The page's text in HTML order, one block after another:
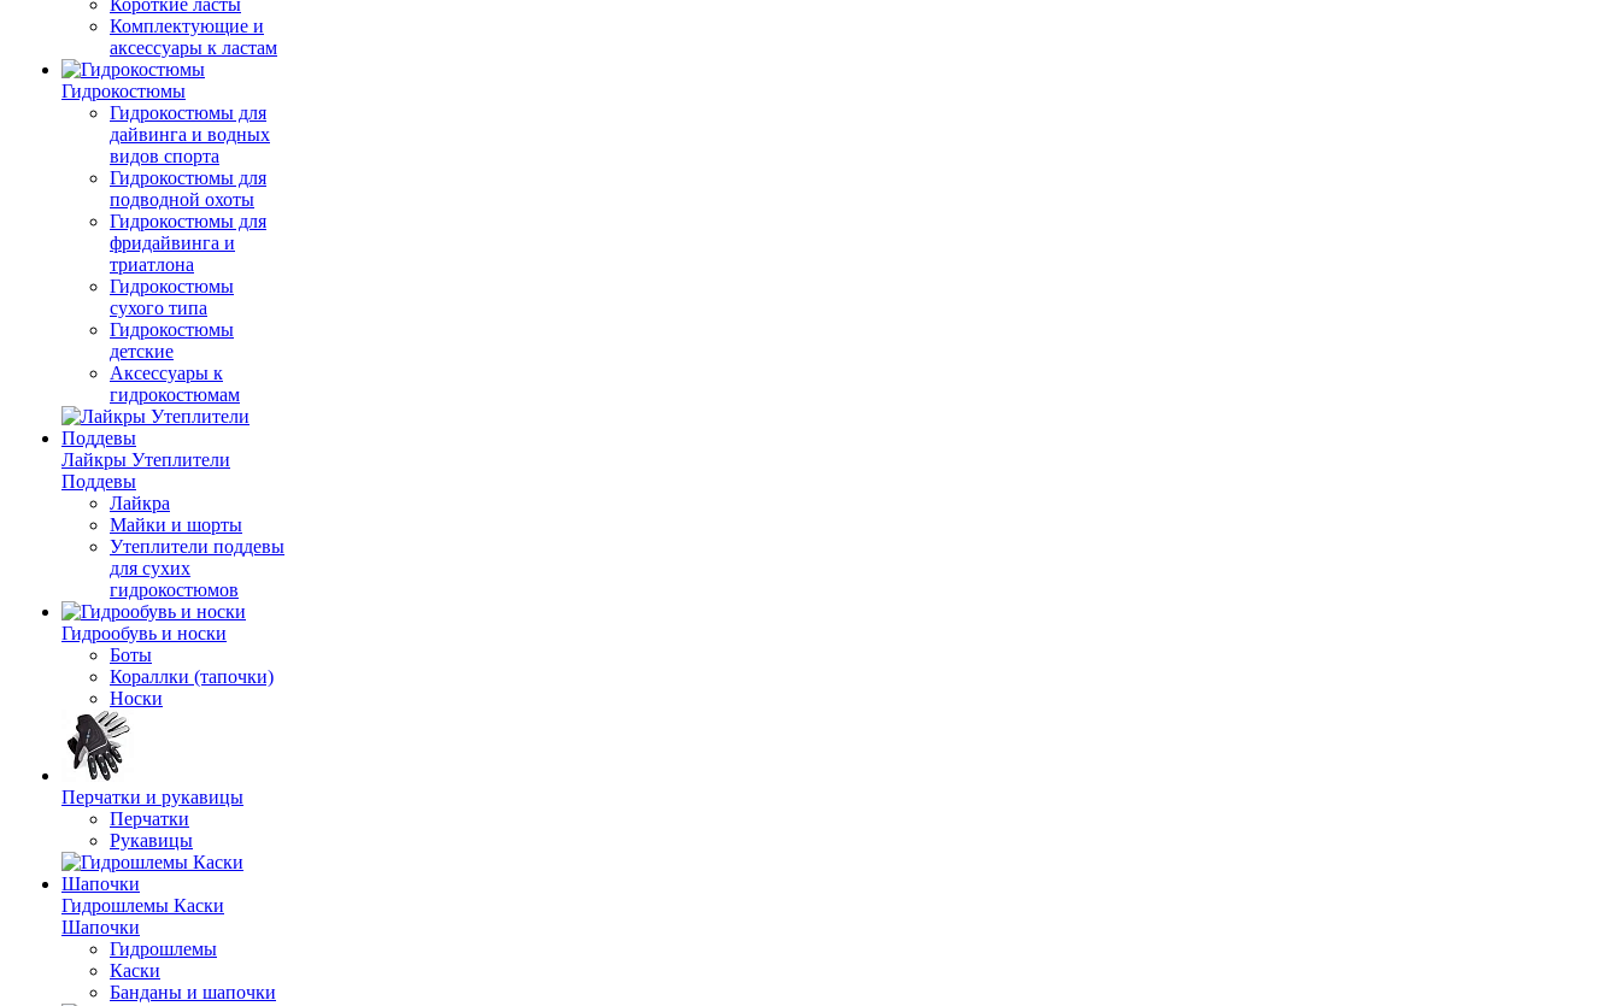
Короткие ласты
Комплектующие и
аксессуары к ластам
Гидрокостюмы
Гидрокостюмы для
дайвинга и водных
видов спорта
Гидрокостюмы для
подводной охоты
Гидрокостюмы для
фридайвинга и
триатлона
Гидрокостюмы
сухого типа
Гидрокостюмы
детские
Аксессуары к
гидрокостюмам
Лайкры Утеплители
Поддевы
Лайкра
Майки и шорты
Утеплители поддевы
для сухих
гидрокостюмов
Гидрообувь и носки
Боты
Кораллки (тапочки)
Носки
Перчатки и рукавицы
Перчатки
Рукавицы
Гидрошлемы Каски
Шапочки
Гидрошлемы
Каски
Банданы и шапочки